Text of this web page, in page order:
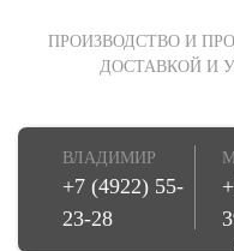
ПРОИЗВОДСТВО И
ДОСТАВКОЙ И
ВЛАДИМИР
+7 (4922) 55-
23-28